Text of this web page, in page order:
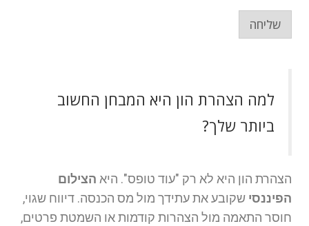
שליחה
למה הצהרת הון היא המבחן החשוב
ביותר שלך?
הצהרת הון היא לא רק "עוד טופס". היא הצילום
הפיננסי שקובע את עתידך מול מס הכנסה. דיווח שגוי,
חוסר התאמה מול הצהרות קודמות או השמטת פרטים,